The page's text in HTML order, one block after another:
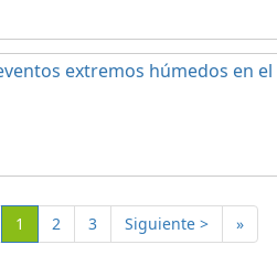
extremos húmedos en el
1 (Actual)
2 3 Siguiente > »